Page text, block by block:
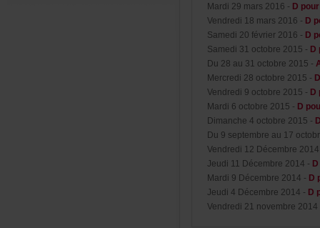
Mardi29mars2016-
Vendredi18mars2016-
Samedi20février2016-
Samedi31octobre2015-
Du28au31octobre2015-
Mercredi28octobre2015-
Vendredi9octobre2015-
Mardi6octobre2015-
Dimanche4octobre2015-
Jeudi11Décembre2014-
Mardi9Décembre2014-
Jeudi4Décembre2014-